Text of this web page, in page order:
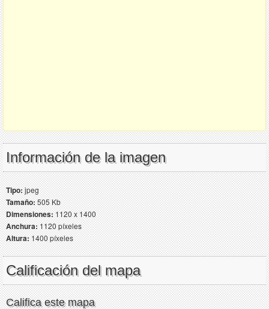
Información de la imagen
Tipo:jpeg
Tamaño:505 Kb
Dimensiones:1120 x 1400
Anchura:1120 píxeles
Altura:1400 píxeles
Calificación del mapa
Califica este mapa